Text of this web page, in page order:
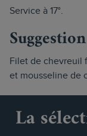
Service à 17°.
Filet de chevreuil
et mousseline de
La